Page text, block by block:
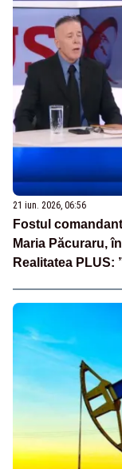
21 iun. 2026, 06:56
Fostul
Maria Păcuraru,
Realitatea PLUS: